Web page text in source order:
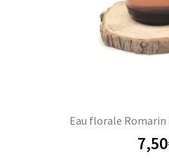
Eau florale Romarin
7,50